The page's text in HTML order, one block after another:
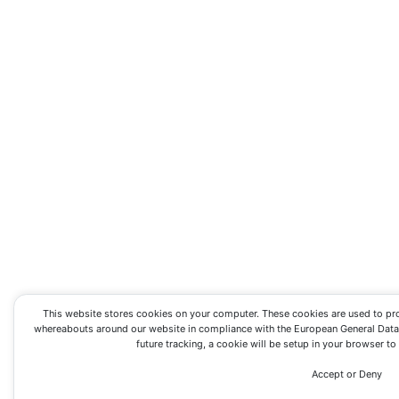
This website stores cookies on your computer. These cookies are used to
whereabouts around our website in compliance with the European General
future tracking, a cookie will be setup in your browser
Accept or Deny